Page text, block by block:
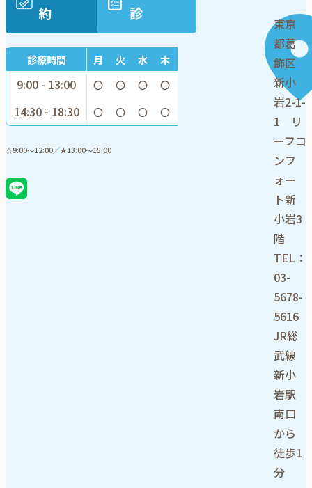
約
診
診療時間 月 火 水 木
9:00 - 13:00 〇 〇 〇 〇
14:30 - 18:30 〇 〇 〇 〇
☆9:00～12:00／★13:00～15:00
東京
都葛
飾区
新小
岩2-1-
1 リ
ーフコ
ンフ
ォー
ト新
小岩3
階
TEL：
03-
5678-
5616
JR総
武線
新小
岩駅
南口
から
徒歩1
分